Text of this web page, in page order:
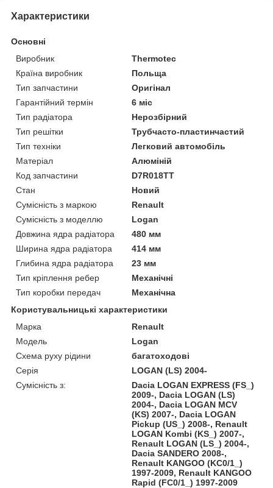
Характеристики
Основні
Виробник
Thermotec
Країна виробник
Польща
Тип запчастини
Оригінал
Гарантійний термін
6 міс
Тип радіатора
Нерозбірний
Тип решітки
Трубчасто-пластинчастий
Тип техніки
Легковий автомобіль
Матеріал
Алюміній
Код запчастини
D7R018TT
Стан
Новий
Сумісність з маркою
Renault
Сумісність з моделлю
Logan
Довжина ядра радіатора
480 мм
Ширина ядра радіатора
414 мм
Глибина ядра радіатора
23 мм
Тип кріплення ребер
Механічні
Тип коробки передач
Механічна
Користувальницькі характеристики
Марка
Renault
Модель
Logan
Схема руху рідини
багатоходові
Серія
LOGAN (LS) 2004-
Сумісність з:
Dacia LOGAN EXPRESS (FS_)
2009-, Dacia LOGAN (LS)
2004-, Dacia LOGAN MCV
(KS) 2007-, Dacia LOGAN
Pickup (US_) 2008-, Renault
LOGAN Kombi (KS_) 2007-,
Renault LOGAN (LS_) 2004-,
Dacia SANDERO 2008-,
Renault KANGOO (KC0/1_)
1997-2009, Renault KANGOO
Rapid (FC0/1_) 1997-2009